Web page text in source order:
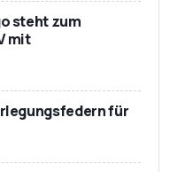
steht zum
mit
für